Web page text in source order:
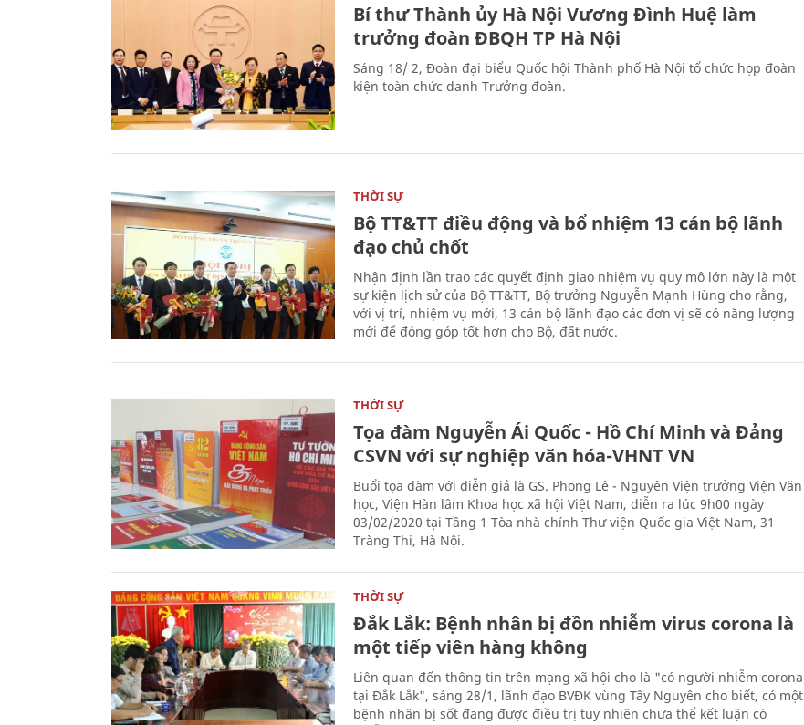
Bí thư Thành ủy Hà Nội Vương Đình Huệ làm
trưởng đoàn ĐBQH TP Hà Nội
Sáng 18/ 2, Đoàn đại biểu Quốc hội Thành phố Hà Nội tổ chức họp đoàn
kiện toàn chức danh Trưởng đoàn.
THỜI SỰ
Bộ TT&TT điều động và bổ nhiệm 13 cán bộ lãnh
đạo chủ chốt
Nhận định lần trao các quyết định giao nhiệm vụ quy mô lớn này là một
sự kiện lịch sử của Bộ TT&TT, Bộ trưởng Nguyễn Mạnh Hùng cho rằng,
với vị trí, nhiệm vụ mới, 13 cán bộ lãnh đạo các đơn vị sẽ có năng lượng
mới để đóng góp tốt hơn cho Bộ, đất nước.
THỜI SỰ
Tọa đàm Nguyễn Ái Quốc - Hồ Chí Minh và Đảng
CSVN với sự nghiệp văn hóa-VHNT VN
Buổi tọa đàm với diễn giả là GS. Phong Lê - Nguyên Viện trưởng Viện Văn
học, Viện Hàn lâm Khoa học xã hội Việt Nam, diễn ra lúc 9h00 ngày
03/02/2020 tại Tầng 1 Tòa nhà chính Thư viện Quốc gia Việt Nam, 31
Tràng Thi, Hà Nội.
THỜI SỰ
Đắk Lắk: Bệnh nhân bị đồn nhiễm virus corona là
một tiếp viên hàng không
Liên quan đến thông tin trên mạng xã hội cho là "có người nhiễm corona
tại Đắk Lắk", sáng 28/1, lãnh đạo BVĐK vùng Tây Nguyên cho biết, có một
bệnh nhân bị sốt đang được điều trị tuy nhiên chưa thể kết luận có